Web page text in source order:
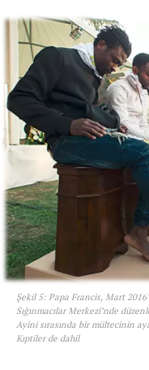
Şekil 5: Papa Francis, Mart
Sığınmacılar Merkezi’nde
Ayini sırasında bir mültecinin
Kıptiler de dahil